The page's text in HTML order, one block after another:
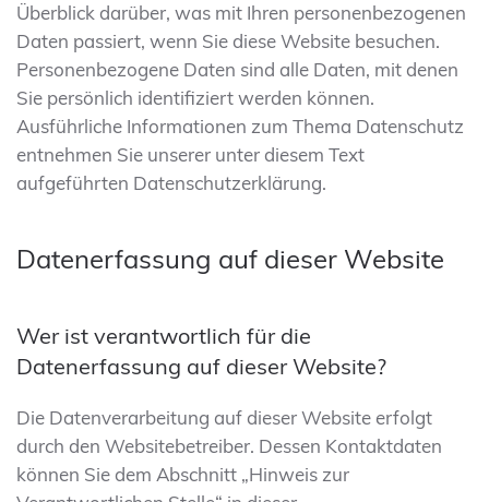
Überblick darüber, was mit Ihren personenbezogenen
Daten passiert, wenn Sie diese Website besuchen.
Personenbezogene Daten sind alle Daten, mit denen
Sie persönlich identifiziert werden können.
Ausführliche Informationen zum Thema Datenschutz
entnehmen Sie unserer unter diesem Text
aufgeführten Datenschutzerklärung.
Datenerfassung auf dieser Website
Wer ist verantwortlich für die
Datenerfassung auf dieser Website?
Die Datenverarbeitung auf dieser Website erfolgt
durch den Websitebetreiber. Dessen Kontaktdaten
können Sie dem Abschnitt „Hinweis zur